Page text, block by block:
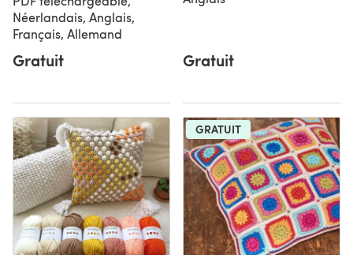
Néerlandais, Anglais,
Français, Allemand
Gratuit Gratuit
GRATUIT